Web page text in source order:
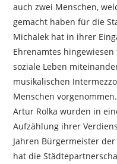
auch zwei Menschen,
gemacht haben für die
Michalek hat in ihrer
Ehrenamtes
soziale Leben
musikalischen
Menschen
Artur Rolka wurden in
Aufzählung ihrer
Jahren Bürgermeister
hat die